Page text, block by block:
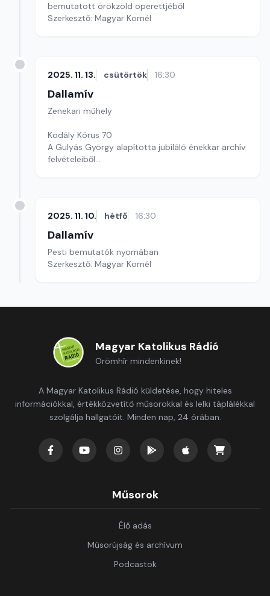
bemutatott örökzöld operettjéből
Szerkesztő: Magyar Kornél
2025. 11. 13. csütörtök 16:30
Dallamív
Zenekari műhely
Kodály Kórus 70
A Gulyás György alapította jubiláló énekkar archív
felvételeiből
2025. 11. 10. hétfő 16:30
Dallamív
Pesti bemutatók nyomában
Szerkesztő: Magyar Kornél
Magyar Katolikus Rádió
Örömhír mindenkinek!
A Magyar Katolikus Rádió küldetése, hogy hiteles
információkkal, értékközvetítő műsorokkal és lelki táplálékkal
szolgálja hallgatóit. Minden nap, 24 órában.
Műsorok
Élő adás
Műsorújság és archívum
Podcastok